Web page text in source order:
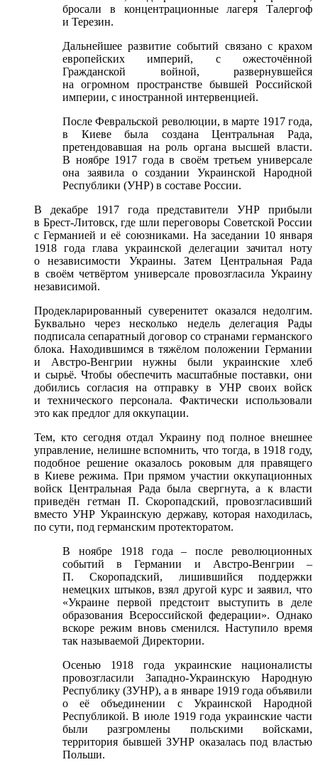
бросали в концентрационные лагеря Талергоф
и Терезин.
Дальнейшее развитие событий связано с крахом
европейских империй, с ожесточённой
Гражданской войной, развернувшейся
на огромном пространстве бывшей Российской
империи, с иностранной интервенцией.
После Февральской революции, в марте 1917 года,
в Киеве была создана Центральная Рада,
претендовавшая на роль органа высшей власти.
В ноябре 1917 года в своём третьем универсале
она заявила о создании Украинской Народной
Республики (УНР) в составе России.
В декабре 1917 года представители УНР прибыли
в Брест-Литовск, где шли переговоры Советской России
с Германией и её союзниками. На заседании 10 января
1918 года глава украинской делегации зачитал ноту
о независимости Украины. Затем Центральная Рада
в своём четвёртом универсале провозгласила Украину
независимой.
Продекларированный суверенитет оказался недолгим.
Буквально через несколько недель делегация Рады
подписала сепаратный договор со странами германского
блока. Находившимся в тяжёлом положении Германии
и Австро-Венгрии нужны были украинские хлеб
и сырьё. Чтобы обеспечить масштабные поставки, они
добились согласия на отправку в УНР своих войск
и технического персонала. Фактически использовали
это как предлог для оккупации.
Тем, кто сегодня отдал Украину под полное внешнее
управление, нелишне вспомнить, что тогда, в 1918 году,
подобное решение оказалось роковым для правящего
в Киеве режима. При прямом участии оккупационных
войск Центральная Рада была свергнута, а к власти
приведён гетман П. Скоропадский, провозгласивший
вместо УНР Украинскую державу, которая находилась,
по сути, под германским протекторатом.
В ноябре 1918 года – после революционных
событий в Германии и Австро-Венгрии –
П. Скоропадский, лишившийся поддержки
немецких штыков, взял другой курс и заявил, что
«Украине первой предстоит выступить в деле
образования Всероссийской федерации». Однако
вскоре режим вновь сменился. Наступило время
так называемой Директории.
Осенью 1918 года украинские националисты
провозгласили Западно-Украинскую Народную
Республику (ЗУНР), а в январе 1919 года объявили
о её объединении с Украинской Народной
Республикой. В июле 1919 года украинские части
были разгромлены польскими войсками,
территория бывшей ЗУНР оказалась под властью
Польши.